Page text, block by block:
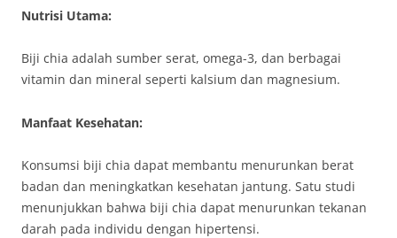
Nutrisi Utama:
Biji chia adalah sumber serat, omega-3, dan berbagai
vitamin dan mineral seperti kalsium dan magnesium.
Manfaat Kesehatan:
Konsumsi biji chia dapat membantu menurunkan berat
badan dan meningkatkan kesehatan jantung. Satu studi
menunjukkan bahwa biji chia dapat menurunkan tekanan
darah pada individu dengan hipertensi.